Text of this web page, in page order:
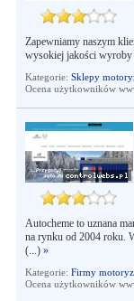
Zapewniamy naszym
wysokiej jakości wyroby
Kategorie: Sklepy
Ocena użytkowników
Autocheme to uznana
na rynku od 2004 roku.
(...) »
Kategorie: Firmy
Ocena użytkowników